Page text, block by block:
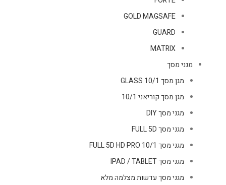
GOLD MAGSAFE
GUARD
MATRIX
מגני מסך
מגן מסך GLASS 10/1
מגן מסך קוריאני 10/1
מגני מסך DIY
מגני מסך FULL 5D
מגני מסך FULL 5D HD PRO 10/1
מגני מסך IPAD / TABLET
מגני מסך עדשות מצלמה מלא